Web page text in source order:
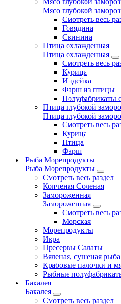
Мясо глубокой
Мясо глубокой
Смотреть весь
Говядина
Свинина
Птица охлажденная
Птица охлажденная
Смотреть весь
Курица
Индейка
Фарш из птицы
Полуфабрикаты
Птица глубокой
Птица глубокой
Смотреть весь
Курица
Птица
Фарш
Рыба Морепродукты
Рыба Морепродукты
Смотреть весь раздел
Копченая Соленая
Замороженная
Замороженная
Смотреть весь
Морская
Морепродукты
Икра
Пресервы Салаты
Вяленая, сушеная
Крабовые палочки и
Рыбные
Бакалея
Бакалея
Смотреть весь раздел